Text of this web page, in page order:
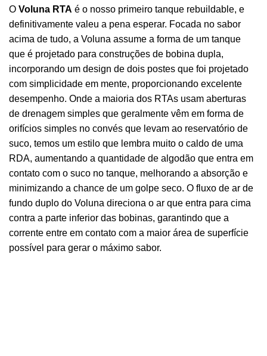
O Voluna RTA é o nosso primeiro tanque rebuildable, e
definitivamente valeu a pena esperar. Focada no sabor
acima de tudo, a Voluna assume a forma de um tanque
que é projetado para construções de bobina dupla,
incorporando um design de dois postes que foi projetado
com simplicidade em mente, proporcionando excelente
desempenho. Onde a maioria dos RTAs usam aberturas
de drenagem simples que geralmente vêm em forma de
orifícios simples no convés que levam ao reservatório de
suco, temos um estilo que lembra muito o caldo de uma
RDA, aumentando a quantidade de algodão que entra em
contato com o suco no tanque, melhorando a absorção e
minimizando a chance de um golpe seco. O fluxo de ar de
fundo duplo do Voluna direciona o ar que entra para cima
contra a parte inferior das bobinas, garantindo que a
corrente entre em contato com a maior área de superfície
possível para gerar o máximo sabor.